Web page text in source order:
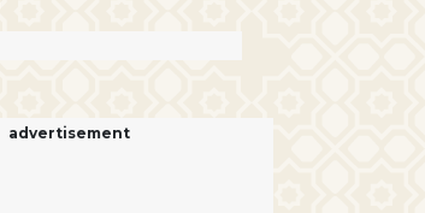
advertisement